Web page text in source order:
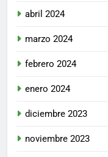
abril 2024
marzo 2024
febrero 2024
enero 2024
diciembre 2023
noviembre 2023